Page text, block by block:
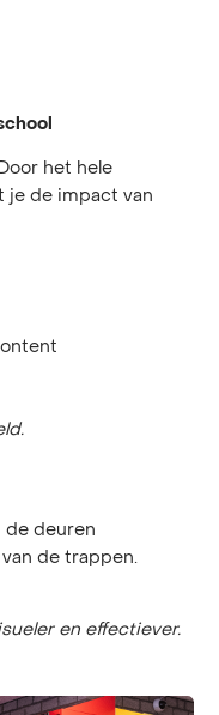
het hele
je de impact van
deuren
de trappen.
en effectiever.